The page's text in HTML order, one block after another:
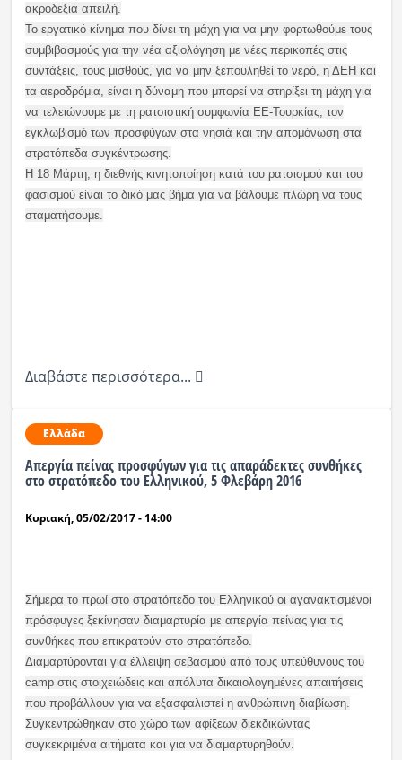
ακροδεξιά απειλή.
Το εργατικό κίνημα που δίνει τη μάχη για να μην φορτωθούμε τους
συμβιβασμούς για την νέα αξιολόγηση με νέες περικοπές στις
συντάξεις, τους μισθούς, για να μην ξεπουληθεί το νερό, η ΔΕΗ και
τα αεροδρόμια, είναι η δύναμη που μπορεί να στηρίξει τη μάχη για
να τελειώνουμε με τη ρατσιστική συμφωνία ΕΕ-Τουρκίας, τον
εγκλωβισμό των προσφύγων στα νησιά και την απομόνωση στα
στρατόπεδα συγκέντρωσης.
Η 18 Μάρτη, η διεθνής κινητοποίηση κατά του ρατσισμού και του
φασισμού είναι το δικό μας βήμα για να βάλουμε πλώρη να τους
σταματήσουμε.
Διαβάστε περισσότερα...
Ελλάδα
Απεργία πείνας προσφύγων για τις απαράδεκτες συνθήκες
στο στρατόπεδο του Ελληνικού, 5 Φλεβάρη 2016
Κυριακή, 05/02/2017 - 14:00
Σήμερα το πρωί στο στρατόπεδο του Ελληνικού οι αγανακτισμένοι
πρόσφυγες ξεκίνησαν διαμαρτυρία με απεργία πείνας για τις
συνθήκες που επικρατούν στο στρατόπεδο.
Διαμαρτύρονται για έλλειψη σεβασμού από τους υπεύθυνους του
camp στις στοιχειώδεις και απόλυτα δικαιολογημένες απαιτήσεις
που προβάλλουν για να εξασφαλιστεί η ανθρώπινη διαβίωση.
Συγκεντρώθηκαν στο χώρο των αφίξεων διεκδικώντας
συγκεκριμένα αιτήματα και για να διαμαρτυρηθούν.